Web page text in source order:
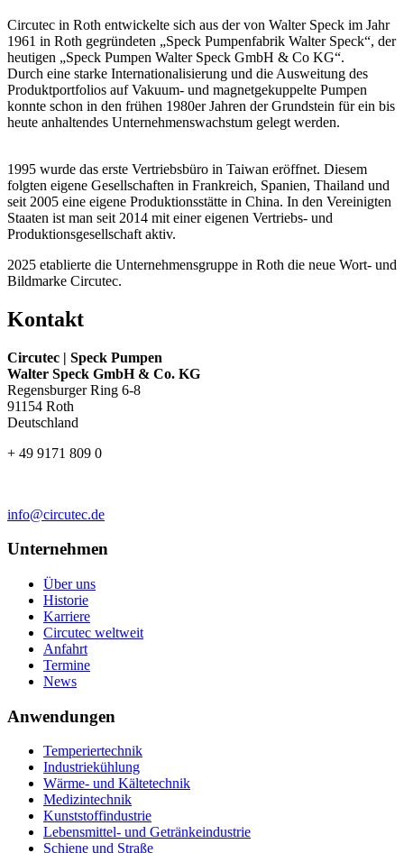
Circutec in Roth entwickelte sich aus der von Walter Speck im Jahr
1961 in Roth gegründeten „Speck Pumpenfabrik Walter Speck“, der
heutigen „Speck Pumpen Walter Speck GmbH & Co KG“.
Durch eine starke Internationalisierung und die Ausweitung des
Produktportfolios auf Vakuum- und magnetgekuppelte Pumpen
konnte schon in den frühen 1980er Jahren der Grundstein für ein bis
heute anhaltendes Unternehmenswachstum gelegt werden.
1995 wurde das erste Vertriebsbüro in Taiwan eröffnet. Diesem
folgten eigene Gesellschaften in Frankreich, Spanien, Thailand und
seit 2005 eine eigene Produktionsstätte in China. In den Vereinigten
Staaten ist man seit 2014 mit einer eigenen Vertriebs- und
Produktionsgesellschaft aktiv.
2025 etablierte die Unternehmensgruppe in Roth die neue Wort- und
Bildmarke Circutec.
Kontakt
Circutec | Speck Pumpen
Walter Speck GmbH & Co. KG
Regensburger Ring 6-8
91154 Roth
Deutschland
+ 49 9171 809 0
info@circutec.de
Unternehmen
Über uns
Historie
Karriere
Circutec weltweit
Anfahrt
Termine
News
Anwendungen
Temperiertechnik
Industriekühlung
Wärme- und Kältetechnik
Medizintechnik
Kunststoffindustrie
Lebensmittel- und Getränkeindustrie
Schiene und Straße